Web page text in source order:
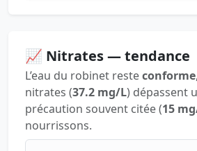
📈 Nitrates — tendance
L’eau du robinet resteconforme
nitrates (37.2 mg/L) dépassent
précaution souvent citée (15
nourrissons.